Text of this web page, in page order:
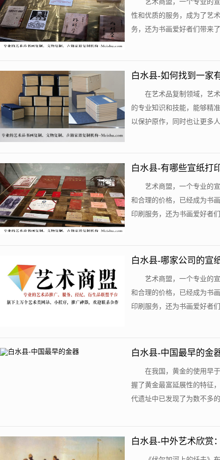
性和优质的服务，成为了艺
务，还为书画爱好者们带来
白水县-如何找到一家
在艺术品复制领域，艺
的专业知识和技能，能够精
以保护原作，同时也让更多
白水县-有哪些宣纸打
艺术商盟，一个专业的
和合理的价格，已经成为书
印刷服务，还为书画爱好者
白水县-哪家公司的宣
艺术商盟，一个专业的
和合理的价格，已经成为书
印刷服务，还为书画爱好者
白水县-中国最早的金
在我国，黄金的使用早
握了黄金最富延展性的特征
代遗址中已发现了为数不多
白水县-中外艺术欣赏